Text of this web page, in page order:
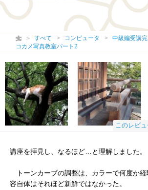
すべて コンピュータ
中級編受講
コカメ写真教室パート2
このレビ
講座を拝見し、なるほど…と理解しました。
トーンカーブの調整は、カラーで何度か経
容自体はそれほど新鮮ではなかった。